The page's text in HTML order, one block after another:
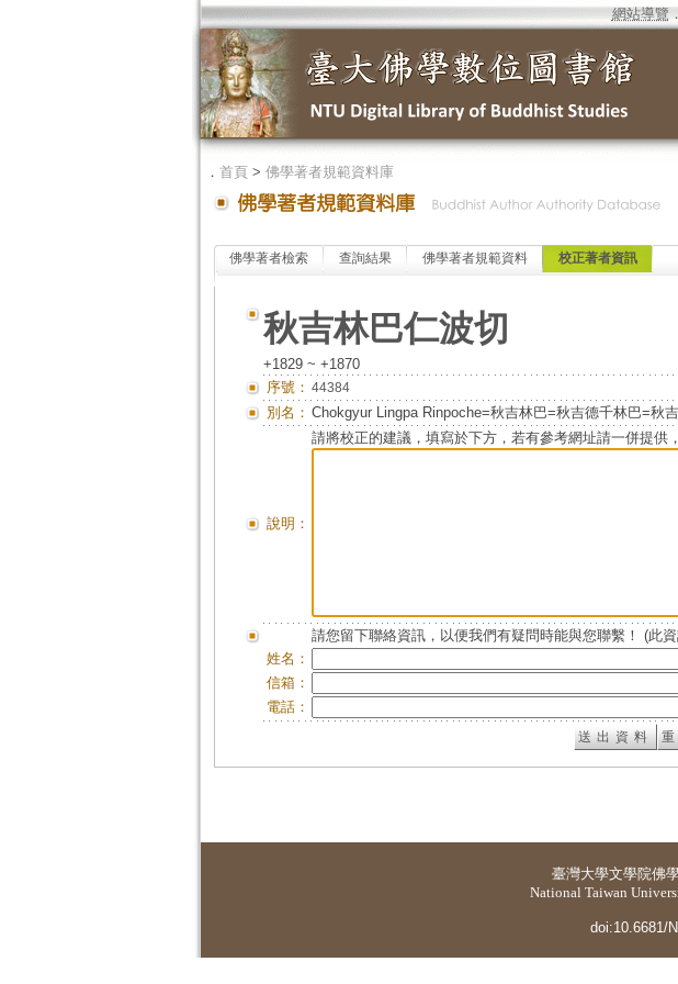
網站導覽 ．
． 首頁> 佛學著者規範資料庫
佛學著者檢索 查詢結果 佛學著者規範資料 校正著者資訊
秋吉林巴仁波切
+1829 ~ +1870
序號： 44384
別名： Chokgyur Lingpa Rinpoche=秋吉林巴=秋吉德千林巴=秋
說明：
請將校正的建議，填寫於下方，若有參考網址請一併提供
請您留下聯絡資訊，以便我們有疑問時能與您聯繫！ (此
姓名：
信箱：
電話：
臺灣大學文學院佛
National Taiwan
doi:10.6681/